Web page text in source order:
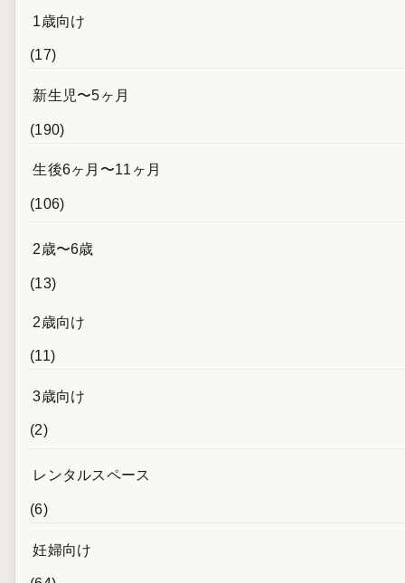
1歳向け
(17)
新生児〜5ヶ月
(190)
生後6ヶ月〜11ヶ月
(106)
2歳〜6歳
(13)
2歳向け
(11)
3歳向け
(2)
レンタルスペース
(6)
妊婦向け